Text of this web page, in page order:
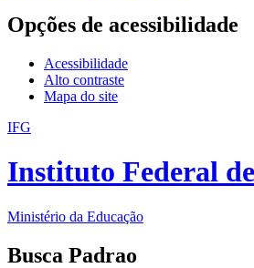
Opções de acessibilidade
Acessibilidade
Alto contraste
Mapa do site
IFG
Instituto Federal
Ministério da Educação
Busca Padrao